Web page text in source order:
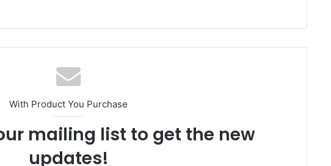
With Product You Purchase
mailing list to get the new
updates!